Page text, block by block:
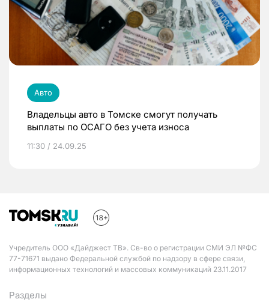
Авто
Владельцы авто в Томске смогут получать
выплаты по ОСАГО без учета износа
11:30 / 24.09.25
Учредитель ООО «Дайджест ТВ». Св-во о регистрации СМИ ЭЛ №ФС
77-71671 выдано Федеральной службой по надзору в сфере связи,
информационных технологий и массовых коммуникаций 23.11.2017
Разделы